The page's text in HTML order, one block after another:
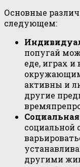
Основные
следующем:
попугай
еде, играх и
активны и
другие
социальной
другими